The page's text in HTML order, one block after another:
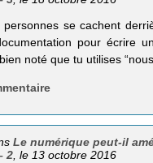
personnes se cachent
pour écrire
noté que tu utilises
Le numérique peut-il
2 , le 13 octobre 2016